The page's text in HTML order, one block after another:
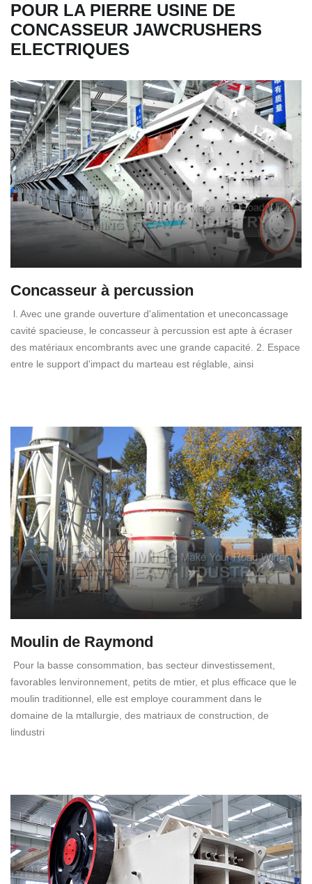
POUR LA PIERRE USINE DE
CONCASSEUR JAWCRUSHERS
ELECTRIQUES
Concasseur à percussion
l. Avec une grande ouverture d'alimentation et uneconcassage
cavité spacieuse, le concasseur à percussion est apte à écraser
des matériaux encombrants avec une grande capacité. 2. Espace
entre le support d'impact du marteau est réglable, ainsi
Moulin de Raymond
Pour la basse consommation, bas secteur dinvestissement,
favorables lenvironnement, petits de mtier, et plus efficace que le
moulin traditionnel, elle est employe couramment dans le
domaine de la mtallurgie, des matriaux de construction, de
lindustri